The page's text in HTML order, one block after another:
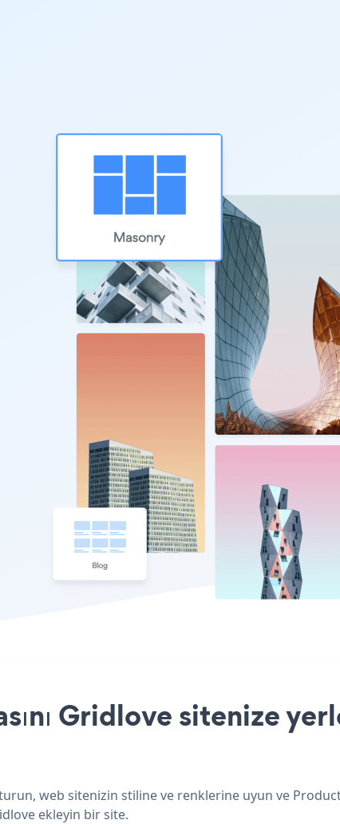
Gridlove sitenize
web sitenizin stiline ve renklerine uyun ve
ekleyin bir site.